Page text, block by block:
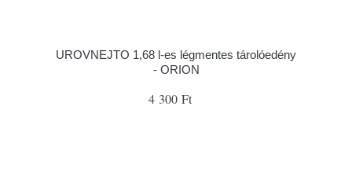
UROVNEJTO 1,68 l-es légmentes tárolóedény
- ORION
4 300 Ft